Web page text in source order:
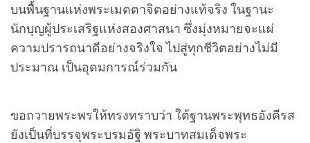
บนพื้นฐานแห่งพระเมตตาจิตอย่างแท้จริง ในฐานะ
นักบุญผู้ประเสริฐแห่งสองศาสนา ซึ่งมุ่งหมายจะแผ่
ความปรารถนาดีอย่างจริงใจ ไปสู่ทุกชีวิตอย่างไม่มี
ประมาณ เป็นอุดมการณ์ร่วมกัน
ขอถวายพระพรให้ทรงทราบว่า ใต้ฐานพระพุทธอังคีรส
ยังเป็นที่บรรจุพระบรมอัฐิ พระบาทสมเด็จพระ